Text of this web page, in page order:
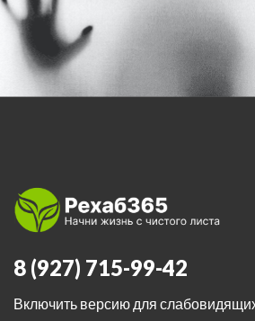
8 (927) 715-99-42
Включить версию для